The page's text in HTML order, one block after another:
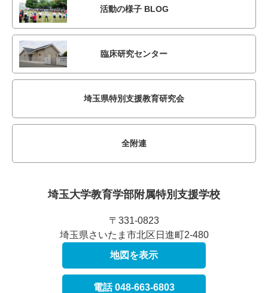
活動の様子 BLOG
臨床研究センター
埼玉県特別支援教育研究会
全附連
埼玉大学教育学部附属特別支援学校
〒331-0823
埼玉県さいたま市北区日進町2-480
地図を表示
電話 048-663-6803